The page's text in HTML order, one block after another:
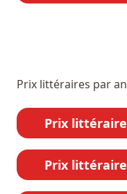
Prix littéraires par
Prix
Prix